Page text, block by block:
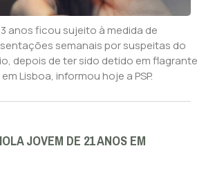
anos ficou sujeito à medida de
semanais por suspeitas do
depois de ter sido detido em flagrante
Lisboa, informou hoje a PSP.
JOVEM DE 21 ANOS EM